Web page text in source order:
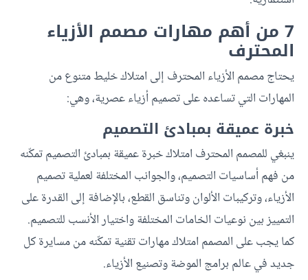
7 من أهم مهارات مصمم الأزياء
المحترف
يحتاج مصمم الأزياء المحترف إلى امتلاك خليط متنوع من
المهارات التي تساعده على تصميم أزياء عصرية، وهي:
خبرة عميقة بمبادئ التصميم
ينبغي للمصمم المحترف امتلاك خبرة عميقة بمبادئ التصميم تمكّنه
من فهم أساسيات التصميم، والجوانب المختلفة لعملية تصميم
الأزياء، وتركيبات الألوان وتناسق القطع، بالإضافة إلى القدرة على
التمييز بين نوعيات الخامات المختلفة واختيار الأنسب للتصميم.
كما يجب على المصمم امتلاك مهارات تقنية تمكّنه من مسايرة كل
جديد في عالم برامج الموضة وتصنيع الأزياء.